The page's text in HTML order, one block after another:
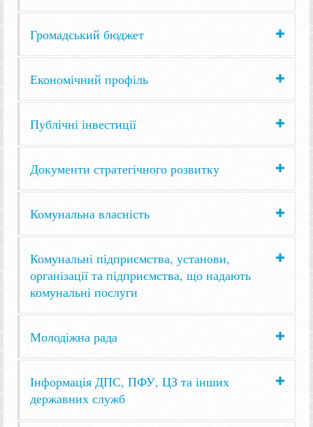
Громадський бюджет
Економічний профіль
Публічні інвестиції
Документи стратегічного розвитку
Комунальна власність
Комунальні підприємства, установи,
організації та підприємства, що надають
комунальні послуги
Молодіжна рада
Інформація ДПС, ПФУ, ЦЗ та інших
державних служб